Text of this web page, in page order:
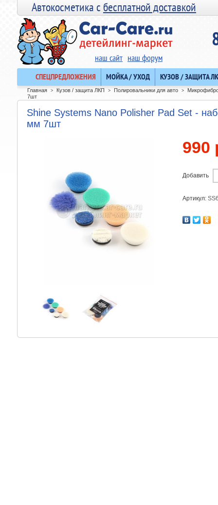
Автокосметика сбесплатной доставкой
наш сайт наш форум
СПЕЦПРЕДЛОЖЕНИЯ МОЙКА / УХОД КУЗОВ / ЗАЩИТА
Главная > Кузов / защита ЛКП > Полировальники для авто >
7шт
Shine Systems Nano Polisher Pad Set -
мм 7шт
990
Добавить
Артикул: